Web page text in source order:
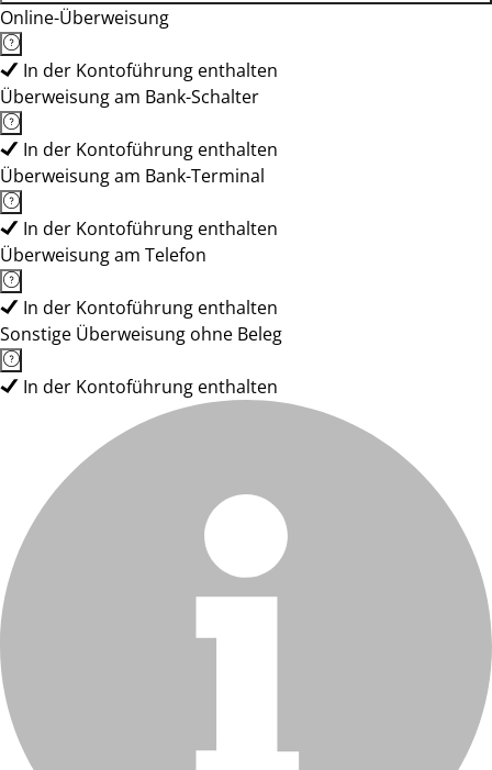
Online-Überweisung
In der Kontoführung enthalten
Überweisung am Bank-Schalter
In der Kontoführung enthalten
Überweisung am Bank-Terminal
In der Kontoführung enthalten
Überweisung am Telefon
In der Kontoführung enthalten
Sonstige Überweisung ohne Beleg
In der Kontoführung enthalten